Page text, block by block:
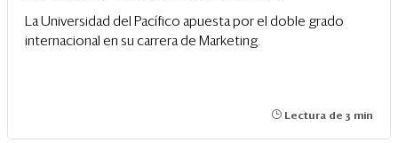
La Universidad del Pacífico apuesta por el doble grado
internacional en su carrera de Marketing.
Lectura de 3 min